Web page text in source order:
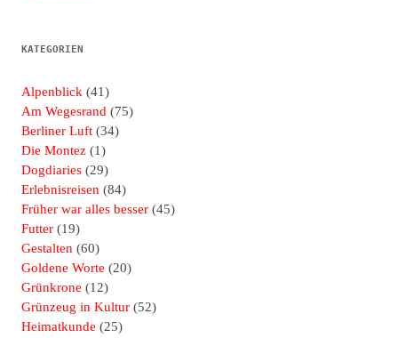
KATEGORIEN
Alpenblick (41)
Am Wegesrand (75)
Berliner Luft (34)
Die Montez (1)
Dogdiaries (29)
Erlebnisreisen (84)
Früher war alles besser (45)
Futter (19)
Gestalten (60)
Goldene Worte (20)
Grünkrone (12)
Grünzeug in Kultur (52)
Heimatkunde (25)